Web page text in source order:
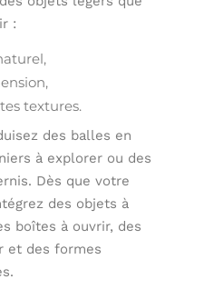
:
textures.
des balles en
à explorer ou des
Dès que votre
des objets à
boîtes à ouvrir, des
et des formes